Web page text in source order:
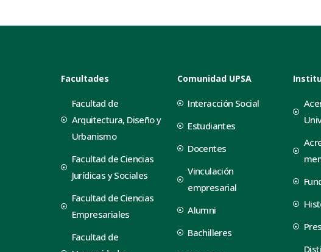
Facultades
Facultad de
Arquitectura, Diseño y
Urbanismo
Facultad de Ciencias
Jurídicas y Sociales
Facultad de Ciencias
Empresariales
Facultad de
Comunidad UPSA
Interacción Social
Estudiantes
Docentes
Vinculación
empresarial
Alumni
Bachilleres